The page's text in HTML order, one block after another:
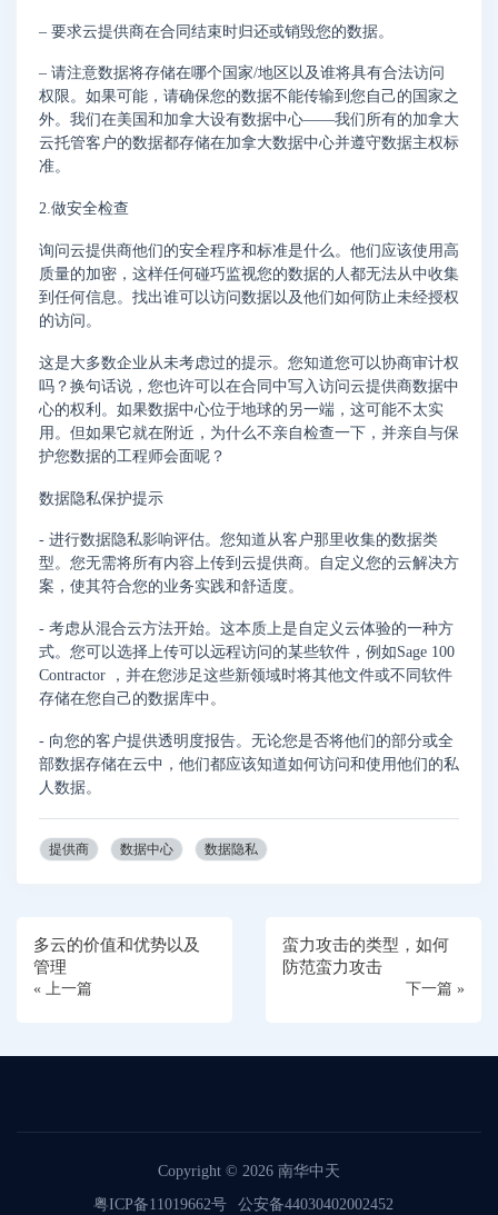
– 要求云提供商在合同结束时归还或销毁您的数据。
– 请注意数据将存储在哪个国家/地区以及谁将具有合法访问
权限。如果可能，请确保您的数据不能传输到您自己的国家之
外。我们在美国和加拿大设有数据中心——我们所有的加拿大
云托管客户的数据都存储在加拿大数据中心并遵守数据主权标
准。
2.做安全检查
询问云提供商他们的安全程序和标准是什么。他们应该使用高
质量的加密，这样任何碰巧监视您的数据的人都无法从中收集
到任何信息。找出谁可以访问数据以及他们如何防止未经授权
的访问。
这是大多数企业从未考虑过的提示。您知道您可以协商审计权
吗？换句话说，您也许可以在合同中写入访问云提供商数据中
心的权利。如果数据中心位于地球的另一端，这可能不太实
用。但如果它就在附近，为什么不亲自检查一下，并亲自与保
护您数据的工程师会面呢？
数据隐私保护提示
- 进行数据隐私影响评估。您知道从客户那里收集的数据类
型。您无需将所有内容上传到云提供商。自定义您的云解决方
案，使其符合您的业务实践和舒适度。
- 考虑从混合云方法开始。这本质上是自定义云体验的一种方
式。您可以选择上传可以远程访问的某些软件，例如Sage 100
Contractor ，并在您涉足这些新领域时将其他文件或不同软件
存储在您自己的数据库中。
- 向您的客户提供透明度报告。无论您是否将他们的部分或全
部数据存储在云中，他们都应该知道如何访问和使用他们的私
人数据。
提供商 数据中心 数据隐私
多云的价值和优势以及
管理
« 上一篇
蛮力攻击的类型，如何
防范蛮力攻击
下一篇 »
Copyright © 2026 南华中天
粤ICP备11019662号
公安备44030402002452